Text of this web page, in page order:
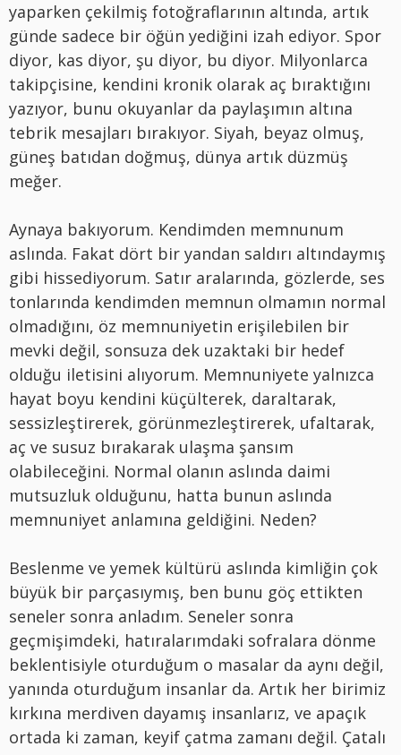
yaparken çekilmiş fotoğraflarının altında, artık
günde sadece bir öğün yediğini izah ediyor. Spor
diyor, kas diyor, şu diyor, bu diyor. Milyonlarca
takipçisine, kendini kronik olarak aç bıraktığını
yazıyor, bunu okuyanlar da paylaşımın altına
tebrik mesajları bırakıyor. Siyah, beyaz olmuş,
güneş batıdan doğmuş, dünya artık düzmüş
meğer.
Aynaya bakıyorum. Kendimden memnunum
aslında. Fakat dört bir yandan saldırı altındaymış
gibi hissediyorum. Satır aralarında, gözlerde, ses
tonlarında kendimden memnun olmamın normal
olmadığını, öz memnuniyetin erişilebilen bir
mevki değil, sonsuza dek uzaktaki bir hedef
olduğu iletisini alıyorum. Memnuniyete yalnızca
hayat boyu kendini küçülterek, daraltarak,
sessizleştirerek, görünmezleştirerek, ufaltarak,
aç ve susuz bırakarak ulaşma şansım
olabileceğini. Normal olanın aslında daimi
mutsuzluk olduğunu, hatta bunun aslında
memnuniyet anlamına geldiğini. Neden?
Beslenme ve yemek kültürü aslında kimliğin çok
büyük bir parçasıymış, ben bunu göç ettikten
seneler sonra anladım. Seneler sonra
geçmişimdeki, hatıralarımdaki sofralara dönme
beklentisiyle oturduğum o masalar da aynı değil,
yanında oturduğum insanlar da. Artık her birimiz
kırkına merdiven dayamış insanlarız, ve apaçık
ortada ki zaman, keyif çatma zamanı değil. Çatalı